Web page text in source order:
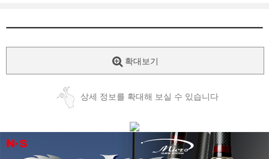
확대보기
상세 정보를 확대해 보실 수 있습니다